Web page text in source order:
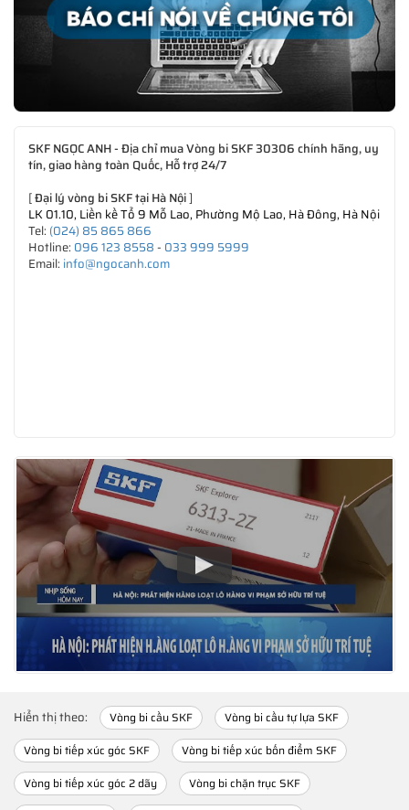
SKF NGỌC ANH - Địa chỉ mua Vòng bi SKF 30306 chính hãng, uy
tín, giao hàng toàn Quốc, Hỗ trợ 24/7
[Đại lý vòng bi SKF tại Hà Nội]
LK 01.10, Liền kề Tổ 9 Mỗ Lao, Phường Mộ Lao, Hà Đông, Hà Nội
Tel: (024) 85 865 866
Hotline: 096 123 8558- 033 999 5999
Email: info@ngocanh.com
Hiển thị theo: Vòng bi cầu SKF
Vòng bi cầu tự lựa SKF
Vòng bi tiếp xúc góc SKF
Vòng bi tiếp xúc bốn điểm SKF
Vòng bi tiếp xúc góc 2 dãy
Vòng bi chặn trục SKF